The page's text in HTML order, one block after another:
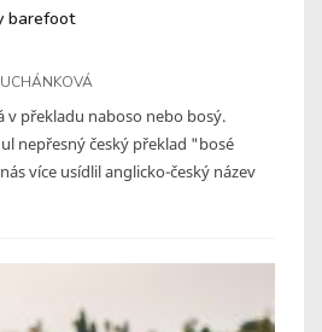
barefoot
v překladu naboso nebo bosý.
nepřesný český překlad "bosé
více usídlil anglicko-český název